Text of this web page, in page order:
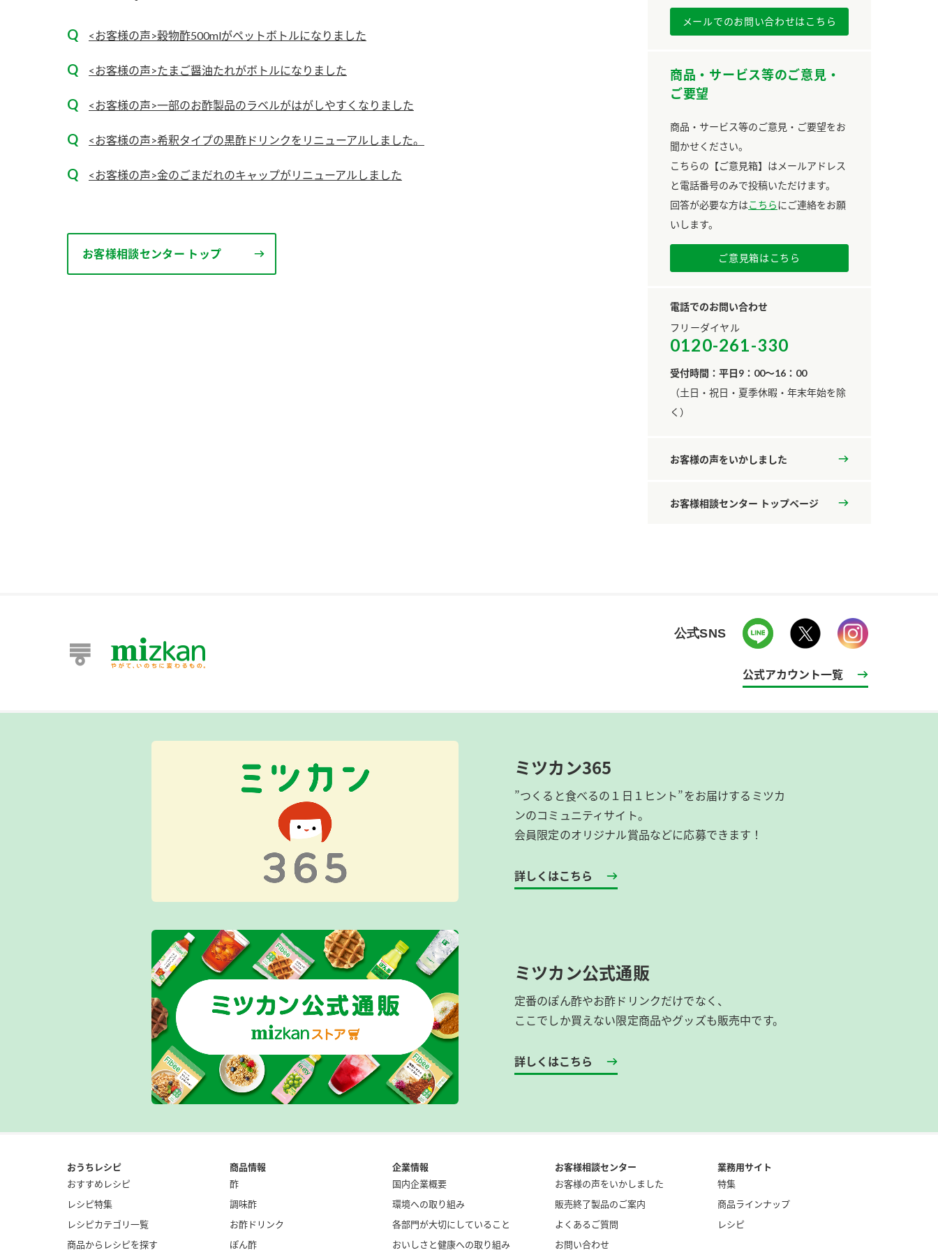
メールでのお問い合わせはこちら
商品・サービス等のご意見・
ご要望
商品・サービス等のご意見・ご要望をお
聞かせください。
こちらの【ご意見箱】はメールアドレス
と電話番号のみで投稿いただけます。
回答が必要な方はこちらにご連絡をお願
いします。
ご意見箱はこちら
電話でのお問い合わせ
フリーダイヤル
0120-261-330
受付時間：平日9：00～16：00
​（土日・祝日・夏季休暇・年末年始を除
く）
お客様の声をいかしました
お客様相談センター トップページ
<お客様の声>穀物酢500mlがペットボトルになりました
<お客様の声>たまご醤油たれがボトルになりました
<お客様の声>一部のお酢製品のラベルがはがしやすくなりました
<お客様の声>希釈タイプの黒酢ドリンクをリニューアルしました。
<お客様の声>金のごまだれのキャップがリニューアルしました
お客様相談センター トップ
公式SNS
公式アカウント一覧
ミツカン365
”つくると食べるの１日１ヒント”をお届けするミツカ
ンのコミュニティサイト。
会員限定のオリジナル賞品などに応募できます！
詳しくはこちら
ミツカン公式通販
定番のぽん酢やお酢ドリンクだけでなく、
ここでしか買えない限定商品やグッズも販売中です。
詳しくはこちら
おうちレシピ
おすすめレシピ
レシピ特集
レシピカテゴリ一覧
商品からレシピを探す
商品情報
酢
調味酢
お酢ドリンク
ぽん酢
企業情報
国内企業概要
環境への取り組み
各部門が大切にしていること
おいしさと健康への取り組み
お客様相談センター
お客様の声をいかしました
販売終了製品のご案内
よくあるご質問
お問い合わせ
業務用サイト
特集
商品ラインナップ
レシピ